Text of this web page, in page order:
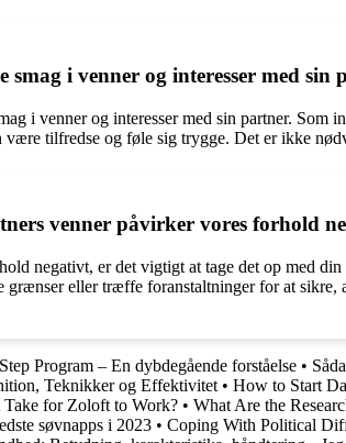
i venner og interesser med sin
i venner og interesser med sin partner.
tilfredse og føle sig trygge. Det er ikke
venner påvirker vores forhold
negativt, er det vigtigt at tage det op med
eller træffe foranstaltninger for at
Program – En dybdegående forståelse •
Teknikker og Effektivitet • How to Start
for Zoloft to Work? • What Are the
søvnapps i 2023 • Coping With Political